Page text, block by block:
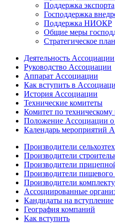
Поддержка экспорта
Господдержка
Поддержка НИОКР
Общие меры
Стратегическое
Деятельность Ассоциации
Руководство Ассоциации
Аппарат Ассоциации
Как вступить в
История Ассоциации
Технические комитеты
Комитет по
Положение Ассоциации о
Календарь мероприятий
Производители
Производители
Производители
Производители пищевого
Производители
Ассоциированные
Кандидаты на вступление
География компаний
Как вступить